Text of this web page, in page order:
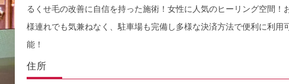
るくせ毛の改善に自信を持った施術！女性に人気のヒーリング空間！
様連れでも気兼ねなく、駐車場も完備し多様な決済方法で便利に利用
能！
住所